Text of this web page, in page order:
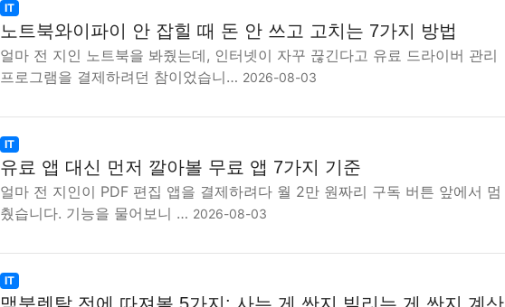
IT
노트북와이파이 안 잡힐 때 돈 안 쓰고 고치는 7가지 방법
얼마 전 지인 노트북을 봐줬는데, 인터넷이 자꾸 끊긴다고 유료 드라이버 관리
프로그램을 결제하려던 참이었습니… 2026-08-03
IT
유료 앱 대신 먼저 깔아볼 무료 앱 7가지 기준
얼마 전 지인이 PDF 편집 앱을 결제하려다 월 2만 원짜리 구독 버튼 앞에서 멈
췄습니다. 기능을 물어보니 … 2026-08-03
IT